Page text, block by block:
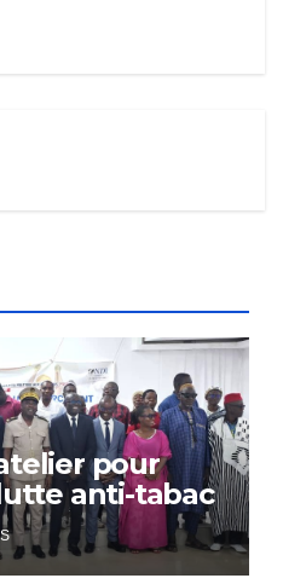
pour
anti-tabac